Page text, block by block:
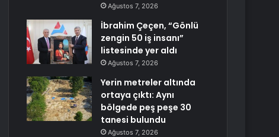
Ağustos 7, 2026
İbrahim Çeçen, “Gönlü
zengin 50 iş insanı”
listesinde yer aldı
Ağustos 7, 2026
Yerin metreler altında
ortaya çıktı: Aynı
bölgede peş peşe 30
tanesi bulundu
Ağustos 7, 2026